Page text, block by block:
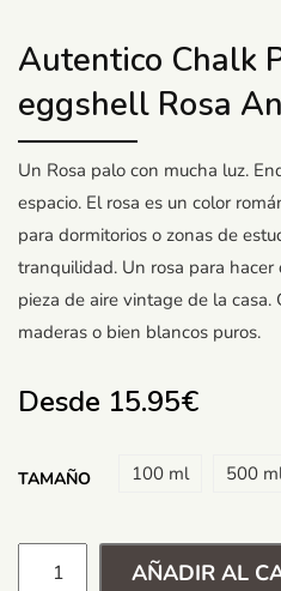
Autentico Chalk
eggshell Rosa
Un Rosa palo con mucha luz.
espacio. El rosa es un color
para dormitorios o zonas de
tranquilidad. Un rosa para hacer
pieza de aire vintage de la casa.
maderas o bien blancos puros.
Desde 15.95€
TAMAÑO 100 ml 500
AÑADIR AL